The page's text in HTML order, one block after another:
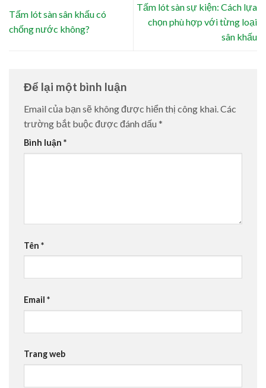
Tấm lót sàn sân khấu có
chống nước không?
Tấm lót sàn sự kiện: Cách lựa
chọn phù hợp với từng loại
sân khấu
Để lại một bình luận
Email của bạn sẽ không được hiển thị công khai.Các
trường bắt buộc được đánh dấu *
Bình luận *
Tên *
Email *
Trang web